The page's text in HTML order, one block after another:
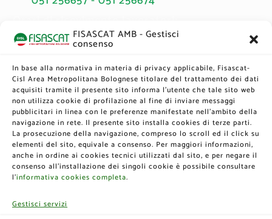
FISASCAT AMB - Gestisci
consenso
In base alla normativa in materia di privacy applicabile, Fisascat-
Cisl Area Metropolitana Bolognese titolare del trattamento dei dati
acquisiti tramite il presente sito informa l’utente che tale sito web
non utilizza cookie di profilazione al fine di inviare messaggi
pubblicitari in linea con le preferenze manifestate nell'ambito della
navigazione in rete. Il presente sito installa cookies di terze parti.
La prosecuzione della navigazione, compreso lo scroll ed il click su
elementi del sito, equivale a consenso. Per maggiori informazioni,
anche in ordine ai cookies tecnici utilizzati dal sito, e per negare il
consenso all’installazione dei singoli cookie è possibile consultare
l’informativa cookies completa.
Gestisci servizi
Martedì: 14.00 - 17.00 → Accesso libero
Sabato: 9.00 - 12.00 → Su appuntamento
Newsletter
Iscriviti alla nostra Newsletter